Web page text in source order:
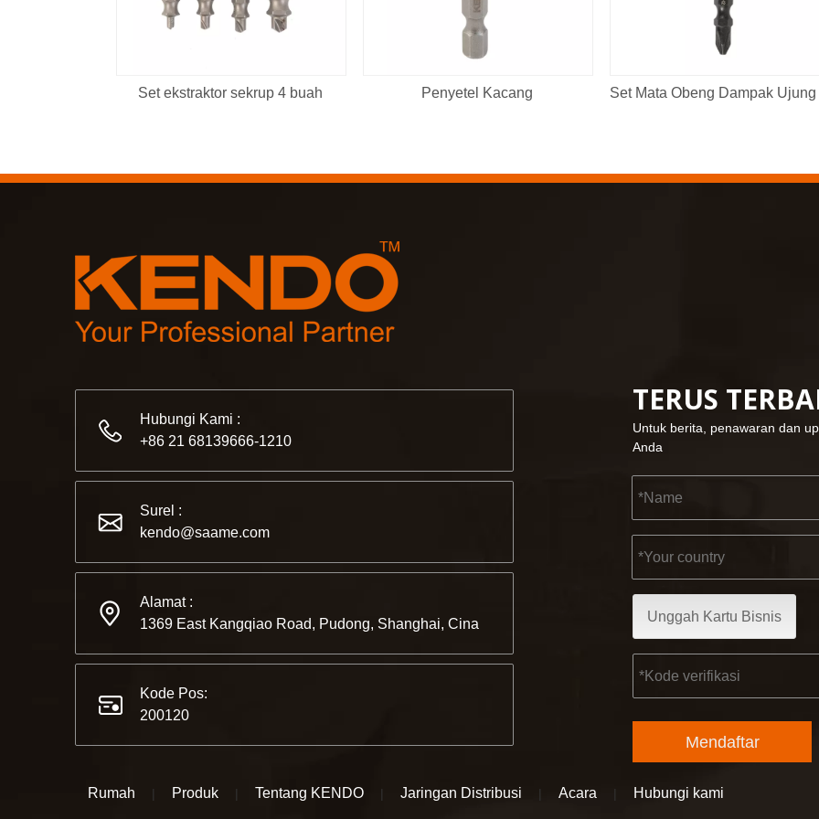
Set ekstraktor sekrup 4 buah Penyetel Kacang
Hubungi Kami :
+86 21 68139666-1210
Surel :
kendo@saame.com
Alamat :
1369 East Kangqiao Road, Pudong, Shanghai, Cina
Kode Pos:
200120
TERUS
Untuk berita, penawaran dan
Anda
Unggah Kartu Bisnis
Mendaftar
Rumah | Produk | Tentang KENDO | Jaringan Distribusi | Acara | Hubungi kami